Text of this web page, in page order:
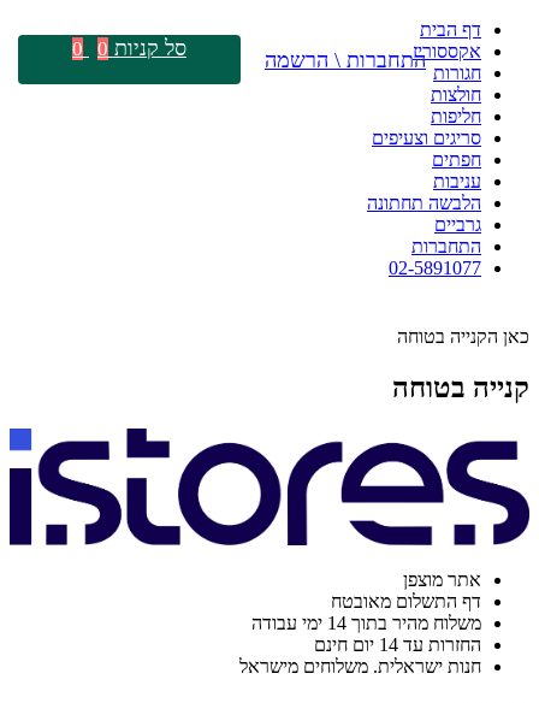
דף הבית
אקססוריז
חגורות
חולצות
חליפות
סריגים וצעיפים
חפתים
עניבות
הלבשה תחתונה
גרביים
התחברות
02-5891077
כאן הקנייה בטוחה
קנייה בטוחה
אתר מוצפן
דף התשלום מאובטח
משלוח מהיר בתוך 14 ימי עבודה
החזרות עד 14 יום חינם
חנות ישראלית. משלוחים מישראל
התחברות \ הרשמה סל קניות 0
0